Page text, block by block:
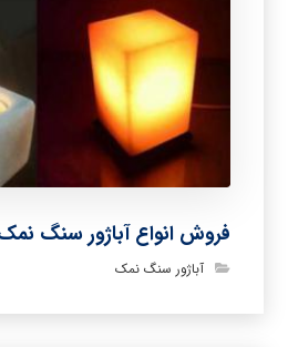
فروش انواع آباژور سنگ نمک
آباژور سنگ نمک